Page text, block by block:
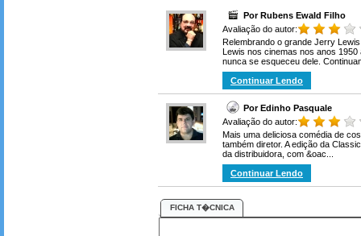
Por Rubens Ewald Filho
Avaliação do autor:
Relembrando o grande Jerry
Lewis nos cinemas nos anos
nunca se esqueceu dele.
Continuar Lendo
Por Edinho Pasquale
Avaliação do autor:
Mais uma deliciosa comédia de
também diretor. A edição da
da distribuidora, com &oac...
Continuar Lendo
FICHA T�CNICA